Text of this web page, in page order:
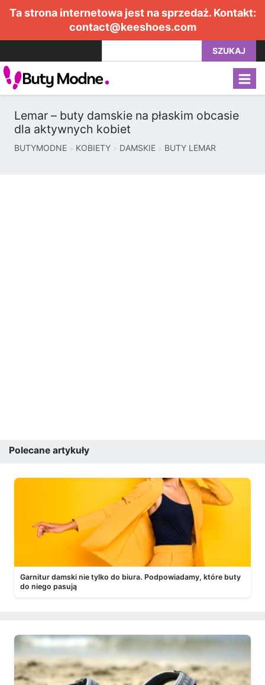
Ta strona internetowa jest na sprzedaż. Kontakt:
contact@keeshoes.com
SZUKAJ
Lemar – buty damskie na płaskim obcasie
dla aktywnych kobiet
BUTYMODNE KOBIETY DAMSKIE BUTY LEMAR
Polecane artykuły
Garnitur damski nie tylko do biura. Podpowiadamy, które buty
do niego pasują